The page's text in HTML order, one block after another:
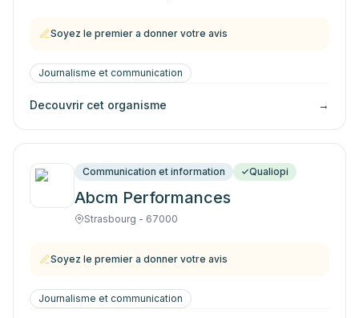
Soyez le premier a donner votre avis
Journalisme et communication
Decouvrir cet organisme →
Communication et information Qualiopi
Abcm Performances
Strasbourg - 67000
Soyez le premier a donner votre avis
Journalisme et communication